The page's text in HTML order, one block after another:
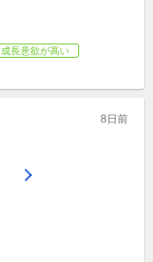
成長意欲が高い
8日前